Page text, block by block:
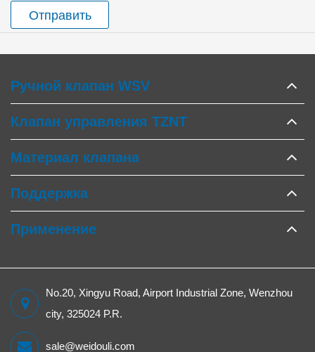
Отправить
Ручной клапан WSV
Клапан управления TZNT
Материал клапана
Поддержка
Применение
No.20, Xingyu Road, Airport Industrial Zone, Wenzhou
city, 325024 P.R.
sale@weidouli.com